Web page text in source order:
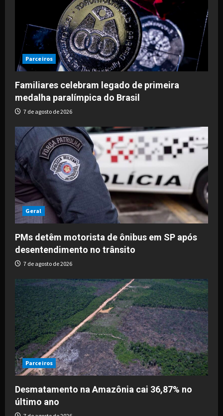
Parceiros
Familiares celebram legado de primeira
medalha paralímpica do Brasil
7 de agosto de 2026
Geral
PMs detêm motorista de ônibus em SP após
desentendimento no trânsito
7 de agosto de 2026
Parceiros
Desmatamento na Amazônia cai 36,87% no
último ano